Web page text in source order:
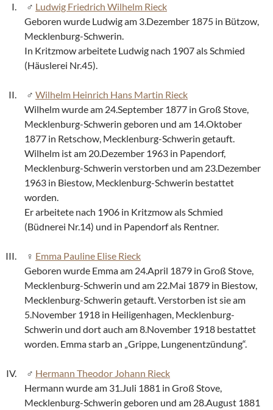
Ludwig Friedrich Wilhelm Rieck
Geboren wurde Ludwig am 3.Dezember 1875 in Bützow,
Mecklenburg-Schwerin.
In Kritzmow arbeitete Ludwig nach 1907 als Schmied
(Häuslerei Nr.45).
Wilhelm Heinrich Hans Martin Rieck
Wilhelm wurde am 24.September 1877 in Groß Stove,
Mecklenburg-Schwerin geboren und am 14.Oktober
1877 in Retschow, Mecklenburg-Schwerin getauft.
Wilhelm ist am 20.Dezember 1963 in Papendorf,
Mecklenburg-Schwerin verstorben und am 23.Dezember
1963 in Biestow, Mecklenburg-Schwerin bestattet
worden.
Er arbeitete nach 1906 in Kritzmow als Schmied
(Büdnerei Nr.14) und in Papendorf als Rentner.
Emma Pauline Elise Rieck
Geboren wurde Emma am 24.April 1879 in Groß Stove,
Mecklenburg-Schwerin und am 22.Mai 1879 in Biestow,
Mecklenburg-Schwerin getauft. Verstorben ist sie am
5.November 1918 in Heiligenhagen, Mecklenburg-
Schwerin und dort auch am 8.November 1918 bestattet
worden. Emma starb an „Grippe, Lungenentzündung“.
Hermann Theodor Johann Rieck
Hermann wurde am 31.Juli 1881 in Groß Stove,
Mecklenburg-Schwerin geboren und am 28.August 1881